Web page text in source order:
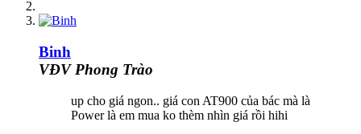
Binh
VĐV Phong Trào
up cho giá ngon.. giá con AT900 của bác mà là
Power là em mua ko thèm nhìn giá rồi hihi